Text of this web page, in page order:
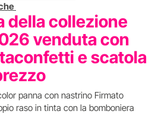
della collezione
venduta con
e scatola
panna con nastrino Firmato
raso in tinta con la bomboniera